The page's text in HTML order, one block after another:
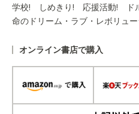
学校! しめきり! 応援活動! ド
命のドリーム・ラブ・レボリュ
オンライン書店で購入